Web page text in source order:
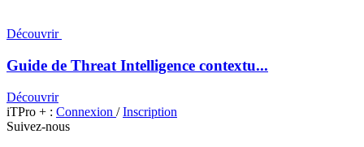
Découvrir
Guide de Threat Intelligence contextu...
Découvrir
iTPro + : Connexion /Inscription
Suivez-nous